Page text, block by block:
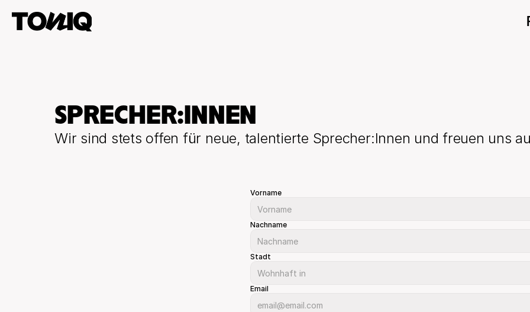
SPRECHER:INNEN
Wir sind stets offen für neue, talentierte Sprecher:Innen und freuen uns
Vorname
Nachname
Stadt
Email